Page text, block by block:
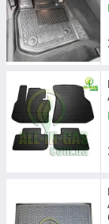
Cargumm з
салону,
Avto gumm
від бруду та
витримує
Stingray—
для
Кожен виріб
Виберіть
X3 (G01), та
кожному